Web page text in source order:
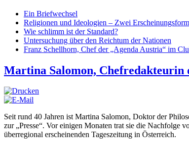
Ein Briefwechsel
Religionen und Ideologien – Zwei
Wie schlimm ist der Standard?
Untersuchung über den Reichtum der Nationen
Franz Schellhorn, Chef der „Agenda Austria“ im
Martina Salomon, Chefredakteurin
Seit rund 40 Jahren ist Martina Salomon, Doktor der
zur „Presse“. Vor einigen Monaten trat sie die Nachfolge
überregional erscheinenden Tageszeitung in Österreich.